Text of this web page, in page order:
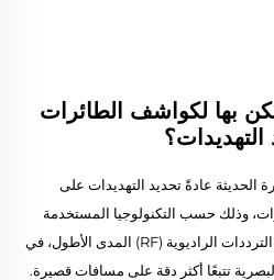
بها لكواشف الطائرات
التهديدات؟
عادةً تحديد التهديدات على
بين 1 إلى 5 كيلومترات، وذلك حسب التكنولوجيا المستخدمة
وظروف البيئة. وغالبًا ما توفر كشف الترددات الراديوية (RF) المدى الأطول، في
تتبعًا أكثر دقة على مسافات قصيرة.